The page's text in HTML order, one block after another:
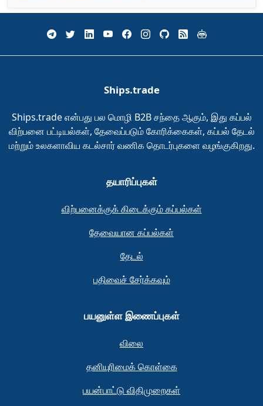
Ships.trade
Ships.trade என்பது பல மொழி B2B சந்தை ஆகும், இது கப்பல்
விற்பனை பட்டியல்கள், தேவைப்படும் கோரிக்கைகள், கப்பல் தேடல்
மற்றும் உலகளாவிய கடல்சார் வணிக தொடர்புகளை வழங்குகிறது.
தயாரிப்புகள்
விற்பனைக்குக் கிடைக்கும் கப்பல்கள்
தேவையான கப்பல்கள்
தேடல்
பதிவைச் சேர்க்கவும்
பயனுள்ள இணைப்புகள்
விலை
தனியுரிமைக் கொள்கை
பயன்பாட்டு விதிமுறைகள்